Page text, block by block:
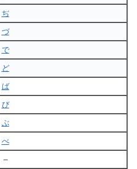
ぢ
づ
で
ど
ば
び
ぶ
べ
–